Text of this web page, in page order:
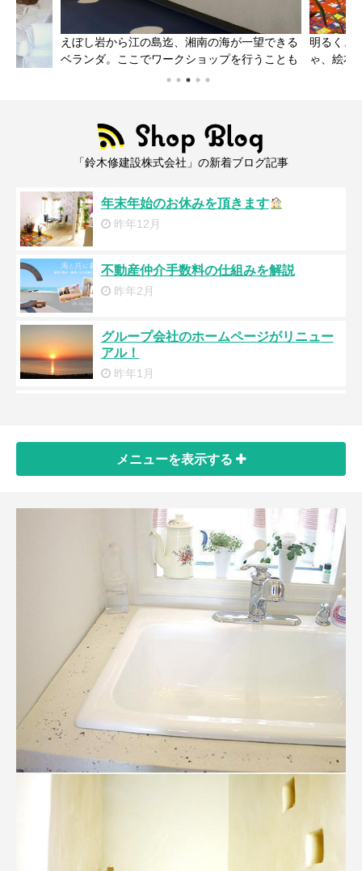
えぼし岩から江の島迄、湘南の海が一望できる
ベランダ。ここでワークショップを行うことも
明るく、
ゃ、絵本
「鈴木修建設株式会社」の新着ブログ記事
年末年始のお休みを頂きます
昨年12月
不動産仲介手数料の仕組みを解説
昨年2月
グループ会社のホームページがリニュー
アル！
昨年1月
ご覧になりましたか！？
今流行の・・・・
昨年7月
茅ヶ崎市内の不動産ご相談はお任せくだ
さい！
売却査定はお任せください！
昨年6月
不動産購入のお考えの方この一冊をお読
メニューを表示する